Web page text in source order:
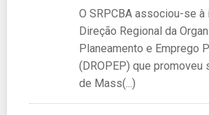
O SRPCBA associou-se à
Direção Regional da
Planeamento e Emprego
(DROPEP) que
de Mass(...)